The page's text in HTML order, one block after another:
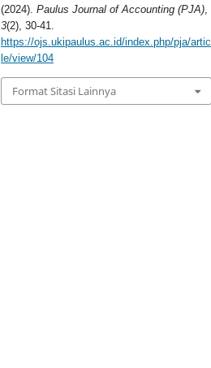
(2024).Paulus Journal of Accounting (PJA)
3(2), 30-41.
https://ojs.ukipaulus.ac.id/index.php/pja/artic
le/view/104
Format Sitasi Lainnya